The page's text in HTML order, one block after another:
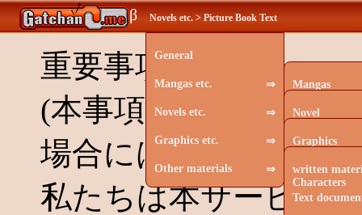
β
General
Mangas etc. ⇒ Mangas
Rough
Picture Book
Picture
Other
Novels etc. ⇒ Novel
Cartoon
Picture Book
Poetry
Graphics etc. ⇒ Graphics
Drawings of
Picture Book
Other materials ⇒
written
Characters
Text
Novels etc. > Picture Book Text
重要事項
(本事項が下記条文と
場合には、本項の規
私たちは本サービス